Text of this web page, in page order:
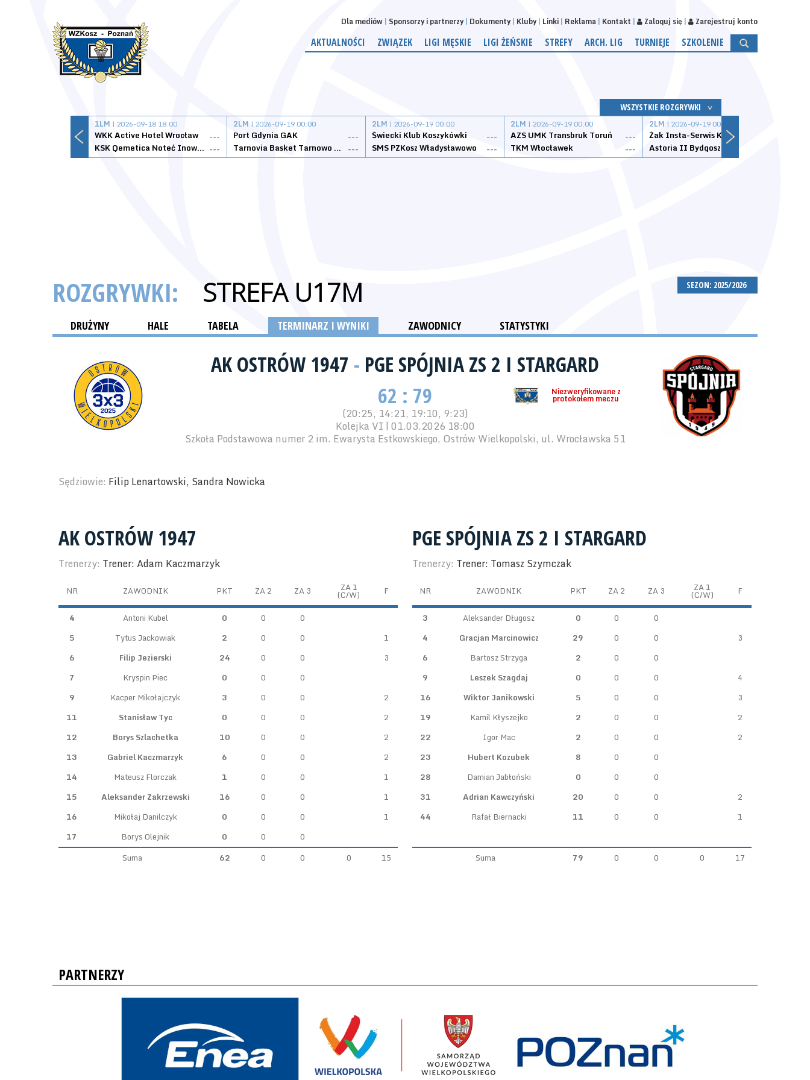
Dla mediów Sponsorzy i partnerzy Dokumenty Kluby Linki Reklama Kontakt Zaloguj się Zarejestruj konto
AKTUALNOŚCI ZWIĄZEK LIGI MĘSKIE LIGI ŻEŃSKIE STREFY ARCH. LIG TURNIEJE SZKOLENIE
WSZYSTKIE ROZGRYWKI
1LM | 2026-09-18 18:00
WKK Active Hotel Wrocław
---
KSK Qemetica Noteć Inowrocław ---
2LM | 2026-09-19 00:00
Port Gdynia GAK
---
Tarnovia Basket Tarnowo Podgórne ---
2LM | 2026-09-19 00:00
Świecki Klub Koszykówki
---
SMS PZKosz Władysławowo
---
2LM | 2026-09-19 00:00
AZS UMK Transbruk Toruń
---
TKM Włocławek
---
2LM | 2026-09-19 00:00
Żak Insta-Serwis Koszalin
Astoria II Bydgoszcz
SEZON: 2025/2026
ROZGRYWKI: STREFA U17M
DRUŻYNY HALE TABELA TERMINARZ I WYNIKI ZAWODNICY STATYSTYKI
AK OSTRÓW 1947 - PGE SPÓJNIA ZS 2 I STARGARD
Niezweryfikowane z
protokołem meczu
62 : 79
(20:25, 14:21, 19:10, 9:23)
Kolejka VI | 01.03.2026 18:00
Szkoła Podstawowa numer 2 im. Ewarysta Estkowskiego, Ostrów Wielkopolski, ul. Wrocławska 51
Sędziowie: Filip Lenartowski, Sandra Nowicka
AK OSTRÓW 1947
Trenerzy: Trener: Adam Kaczmarzyk
NR ZAWODNIK PKT ZA 2 ZA 3 ZA 1
(C/W) F
4 Antoni Kubel 0 0
0
5
Tytus Jackowiak 2 0 0
1
6
Filip Jezierski 24 0 0
3
7
Kryspin Piec 0 0
0
9
Kacper Mikołajczyk 3 0 0
2
11
Stanisław Tyc 0 0 0
2
12
Borys Szlachetka 10 0 0
2
13
Gabriel Kaczmarzyk 6 0 0
2
14
Mateusz Florczak 1 0 0
1
15
Aleksander Zakrzewski 16 0 0
1
16
Mikołaj Danilczyk 0 0 0
1
17
Borys Olejnik 0 0
0
Suma
62 0 0 0 15
PGE SPÓJNIA ZS 2 I STARGARD
Trenerzy: Trener: Tomasz Szymczak
NR ZAWODNIK PKT ZA 2 ZA 3 ZA 1
(C/W) F
3 Aleksander Długosz 0 0
0
4
Gracjan Marcinowicz 29 0 0
3
6
Bartosz Strzyga 2 0
0
9
Leszek Szagdaj 0 0 0
4
16
Wiktor Janikowski 5 0 0
3
19
Kamil Kłyszejko 2 0 0
2
22
Igor Mac 2 0 0
2
23
Hubert Kozubek 8 0
0
28
Damian Jabłoński 0 0
0
31
Adrian Kawczyński 20 0 0
2
44
Rafał Biernacki 11 0 0 1
Suma 79 0 0 0 17
PARTNERZY